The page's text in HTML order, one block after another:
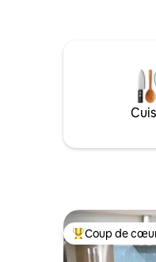
Coups de cœur
Coup de